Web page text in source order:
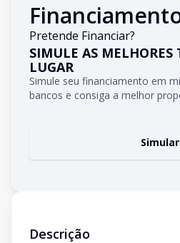
Pretende Financiar?
SIMULE AS MELHORES
LUGAR
Simule seu financiamento em
bancos e consiga a melhor
Simular
Descrição